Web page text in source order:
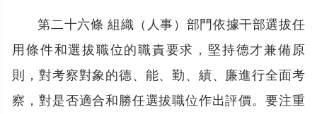
第二十六條 組織（人事）部門依據干部選拔任
用條件和選拔職位的職責要求，堅持德才兼備原
則，對考察對象的德、能、勤、績、廉進行全面考
察，對是否適合和勝任選拔職位作出評價。要注重